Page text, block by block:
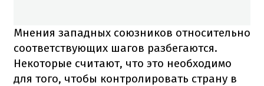
Мнения западных союзников относительно
соответствующих шагов разбегаются.
Некоторые считают, что это необходимо
для того, чтобы контролировать страну в